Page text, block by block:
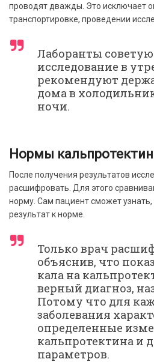
проводят дважды. Это исключает
транспортировке, проведении
Лаборанты
исследование в
рекомендуют
дома в
ночи.
Нормы
После получения результатов
расшифровать. Для этого
норму. Сам пациент сможет узнать,
результат к норме.
Только врач
объяснив, что
кала на
верный диагноз,
Потому что для
заболевания
определенные
кальпротектина и
параметров.